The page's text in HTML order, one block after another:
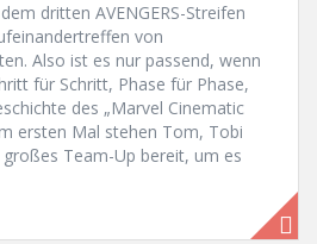
dritten AVENGERS-Streifen
von
Also ist es nur passend, wenn
für Schritt, Phase für Phase,
des „Marvel Cinematic
ersten Mal stehen Tom, Tobi
Team-Up bereit, um es